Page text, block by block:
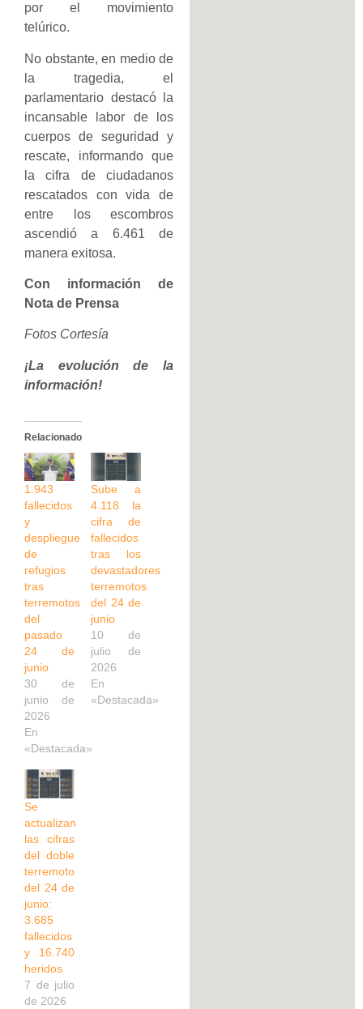
por el movimiento
telúrico.
No obstante, en medio de
la tragedia, el
parlamentario destacó la
incansable labor de los
cuerpos de seguridad y
rescate, informando que
la cifra de ciudadanos
rescatados con vida de
entre los escombros
ascendió a 6.461 de
manera exitosa.
Con información de
Nota de Prensa
Fotos Cortesía
¡La evolución de la
información!
Relacionado
1.943
fallecidos
y
despliegue
de
refugios
tras
terremotos
del
pasado
24 de
junio
30 de
junio de
2026
En
«Destacada»
Sube a
4.118 la
cifra de
fallecidos
tras los
devastadores
terremotos
del 24 de
junio
10 de
julio de
2026
En
«Destacada»
Se
actualizan
las cifras
del doble
terremoto
del 24 de
junio:
3.685
fallecidos
y 16.740
heridos
7 de julio
de 2026